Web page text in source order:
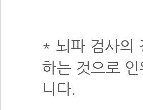
* 뇌파 검사의
하는 것으로
니다.